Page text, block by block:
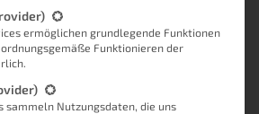
zu wissen, dass du für
App (so wie ich sie
angepasstes VIS-Projekt
wie sich unschwer
Service-Gruppen, für die eine
ermöglichen grundlegende Funktionen
Funktionieren der
sammeln Nutzungsdaten, die uns